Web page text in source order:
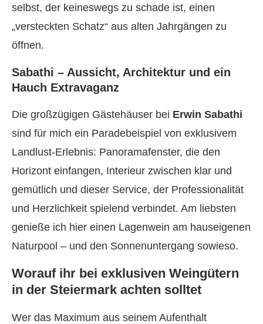
selbst, der keineswegs zu schade ist, einen
„versteckten Schatz“ aus alten Jahrgängen zu
öffnen.
Sabathi – Aussicht, Architektur und ein
Hauch Extravaganz
Die großzügigen Gästehäuser bei Erwin Sabathi
sind für mich ein Paradebeispiel von exklusivem
Landlust-Erlebnis: Panoramafenster, die den
Horizont einfangen, Interieur zwischen klar und
gemütlich und dieser Service, der Professionalität
und Herzlichkeit spielend verbindet. Am liebsten
genieße ich hier einen Lagenwein am hauseigenen
Naturpool – und den Sonnenuntergang sowieso.
Worauf ihr bei exklusiven Weingütern
in der Steiermark achten solltet
Wer das Maximum aus seinem Aufenthalt